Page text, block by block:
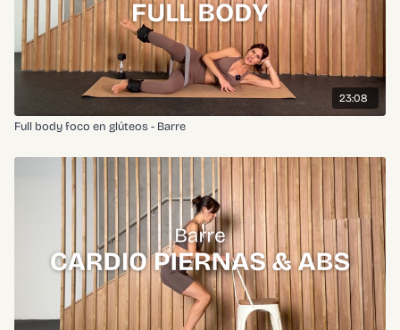
23:08
Full body foco en glúteos - Barre